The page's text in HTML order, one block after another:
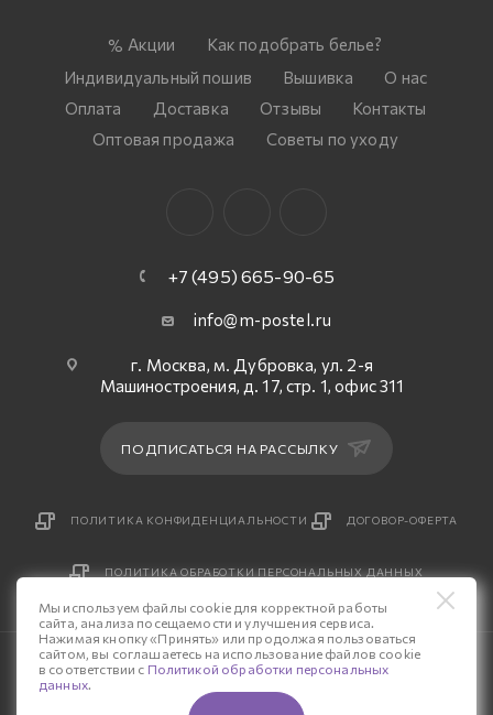
Акции
Как подобрать белье?
Индивидуальный пошив
Вышивка
О нас
Оплата
Доставка Отзывы
Контакты
Оптовая продажа
Советы по уходу
+7 (495) 665-90-65
info@m-postel.ru
г. Москва, м. Дубровка, ул. 2-я
Машиностроения, д. 17, стр. 1, офис 311
ПОДПИСАТЬСЯ НА РАССЫЛКУ
ПОЛИТИКА КОНФИДЕНЦИАЛЬНОСТИ ДОГОВОР-ОФЕРТА
ПОЛИТИКА ОБРАБОТКИ ПЕРСОНАЛЬНЫХ ДАННЫХ
© 2026 Интернет-магазин «М-Постель».
Мы используем файлы cookie для корректной работы
сайта, анализа посещаемости и улучшения сервиса.
Нажимая кнопку «Принять» или продолжая пользоваться
сайтом, вы соглашаетесь на использование файлов cookie
в соответствии с Политикой обработки персональных
данных.